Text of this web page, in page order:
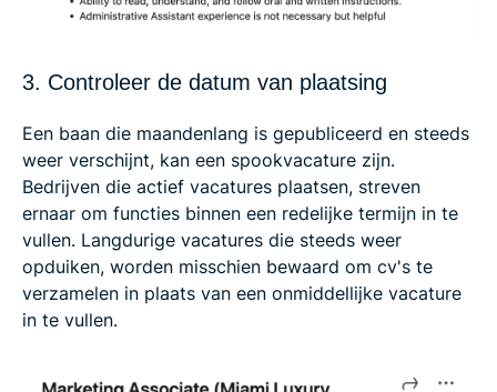
3. Controleer de datum van plaatsing
Een baan die maandenlang is gepubliceerd en steeds
weer verschijnt, kan een spookvacature zijn.
Bedrijven die actief vacatures plaatsen, streven
ernaar om functies binnen een redelijke termijn in te
vullen. Langdurige vacatures die steeds weer
opduiken, worden misschien bewaard om cv's te
verzamelen in plaats van een onmiddellijke vacature
in te vullen.